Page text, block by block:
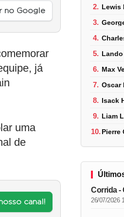
no Google
já
uma
de
canal!
2. Lewis
3.
4.
5.
6. Max
7. Oscar
8. Isack
9. Liam
10.Pierre
Corrida -
26/07/2026